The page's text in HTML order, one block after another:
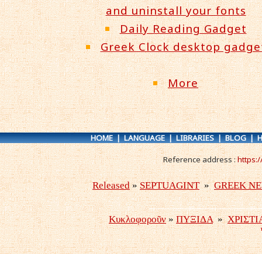
and uninstall your fonts
Daily Reading Gadget
Greek Clock desktop
More
HOME|LANGUAGE|LIBRARIES|BLOG|
Reference address :